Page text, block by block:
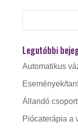
Legutóbbi
Automatikus
Események/
Állandó
Piócaterápia a